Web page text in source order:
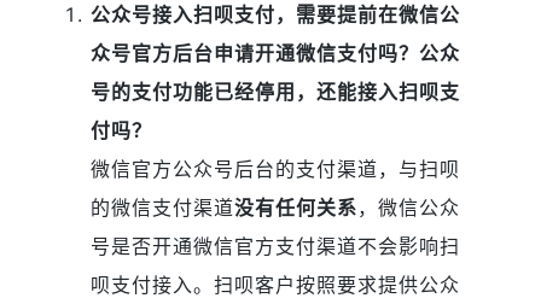
公众号接入扫呗支付，需要提前在微信公
众号官方后台申请开通微信支付吗？公众
号的支付功能已经停用，还能接入扫呗支
付吗？
微信官方公众号后台的支付渠道，与扫呗
的微信支付渠道没有任何关系，微信公众
号是否开通微信官方支付渠道不会影响扫
呗支付接入。扫呗客户按照要求提供公众